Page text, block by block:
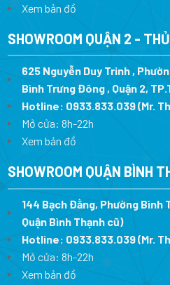
Xem bản đồ
SHOWROOM QUẬN 2 -
625 Nguyễn Duy Trinh ,
Bình Trưng Đông , Quận 2,
Hotline: 0933.833.039(Mr.
Mở cửa: 8h-22h
Xem bản đồ
SHOWROOM QUẬN BÌNH
144 Bạch Đằng, Phường Bình
Quận Bình Thạnh cũ)
Hotline: 0933.833.039(Mr.
Mở cửa: 8h-22h
Xem bản đồ